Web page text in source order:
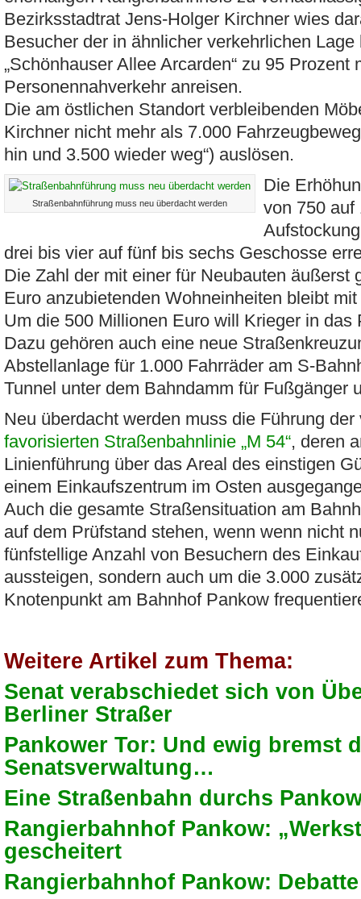
Bezirksstadtrat Jens-Holger Kirchner wies
Besucher der in ähnlicher verkehrlichen Lage
„Schönhauser Allee Arcarden“ zu 95 Prozent
Personennahverkehr anreisen.
Die am östlichen Standort verbleibenden
Kirchner nicht mehr als 7.000
hin und 3.500 wieder weg“) auslösen.
Straßenbahnführung muss neu überdacht werden
Die
von 750 auf
drei bis vier auf fünf bis sechs Geschosse
Die Zahl der mit einer für Neubauten äußerst
Euro anzubietenden Wohneinheiten bleibt
Um die 500 Millionen Euro will Krieger in das
Dazu gehören auch eine neue
Abstellanlage für 1.000 Fahrräder am S-
Tunnel unter dem Bahndamm für Fußgänger
Neu überdacht werden muss die Führung der
favorisierten Straßenbahnlinie „M 54“, deren
Linienführung über das Areal des einstigen
einem Einkaufszentrum im Osten
Auch die gesamte Straßensituation am
auf dem Prüfstand stehen, wenn wenn nicht
fünfstellige Anzahl von Besuchern des
aussteigen, sondern auch um die 3.000
Knotenpunkt am Bahnhof Pankow
Weitere Artikel zum Thema:
Senat verabschiedet sich von
Berliner Straßer
Pankower Tor: Und ewig bremst
Senatsverwaltung…
Eine Straßenbahn durchs
Rangierbahnhof Pankow:
gescheitert
Rangierbahnhof Pankow: